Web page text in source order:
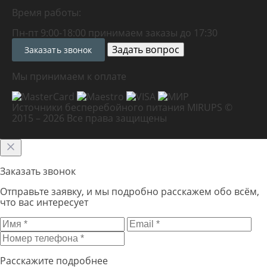
Время работы:
Пн-пт 9:00-18:00 принимаем заказы до 17:30
Заказать звонок Задать вопрос
Мы принимаем к оплате
Источники бесперебойного питания MIRUPS ©
2015 – 2026 Все права защищены
Заказать звонок
Отправьте заявку, и мы подробно расскажем обо всём,
что вас интересует
Расскажите подробнее